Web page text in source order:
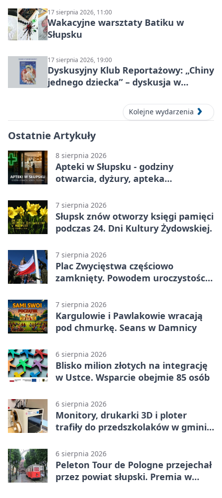
17 sierpnia 2026, 11:00
Wakacyjne warsztaty Batiku w
Słupsku
17 sierpnia 2026, 19:00
Dyskusyjny Klub Reportażowy: „Chiny
jednego dziecka” – dyskusja w
Kolejne wydarzenia
Ostatnie Artykuły
8 sierpnia 2026
Apteki w Słupsku - godziny
otwarcia, dyżury, apteka
7 sierpnia 2026
Słupsk znów otworzy księgi pamięci
podczas 24. Dni Kultury Żydowskiej.
7 sierpnia 2026
Plac Zwycięstwa częściowo
zamknięty. Powodem uroczystości
7 sierpnia 2026
Kargulowie i Pawlakowie wracają
pod chmurkę. Seans w Damnicy
6 sierpnia 2026
Blisko milion złotych na integrację
w Ustce. Wsparcie obejmie 85 osób
6 sierpnia 2026
Monitory, drukarki 3D i ploter
trafiły do przedszkolaków w gminie
6 sierpnia 2026
Peleton Tour de Pologne przejechał
przez powiat słupski. Premia w